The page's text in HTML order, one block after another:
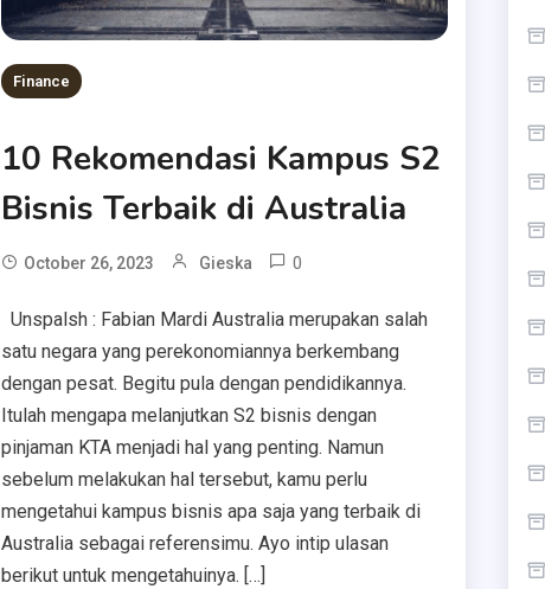
Finance
10 Rekomendasi Kampus S2
Bisnis Terbaik di Australia
October 26, 2023 Gieska 0
Unspalsh : Fabian Mardi Australia merupakan salah
satu negara yang perekonomiannya berkembang
dengan pesat. Begitu pula dengan pendidikannya.
Itulah mengapa melanjutkan S2 bisnis dengan
pinjaman KTA menjadi hal yang penting. Namun
sebelum melakukan hal tersebut, kamu perlu
mengetahui kampus bisnis apa saja yang terbaik di
Australia sebagai referensimu. Ayo intip ulasan
berikut untuk mengetahuinya. […]